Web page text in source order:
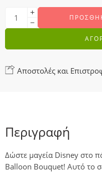
Αποστολές και
Περιγραφή
Δώστε μαγεία Disney στο
Balloon Bouquet! Αυτό το